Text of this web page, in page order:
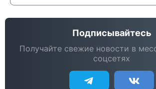
Подписывайтесь
Получайте свежие новости в
соцсетях